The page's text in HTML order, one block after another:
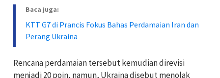
Baca juga:
KTT G7 di Prancis Fokus Bahas Perdamaian Iran dan
Perang Ukraina
Rencana perdamaian tersebut kemudian direvisi
menjadi 20 poin, namun, Ukraina disebut menolak